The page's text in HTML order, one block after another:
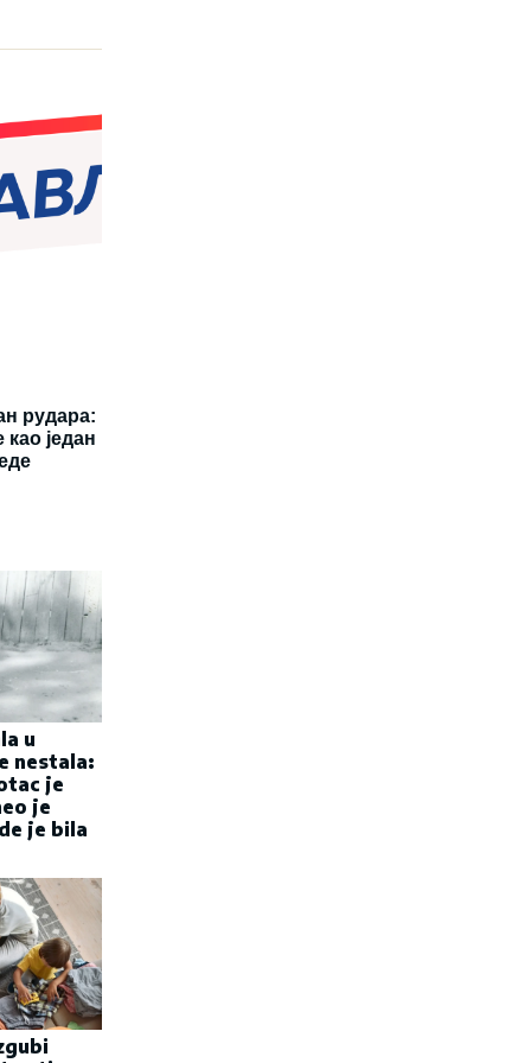
рудара:
као један
u
nestala:
je
je
je bila